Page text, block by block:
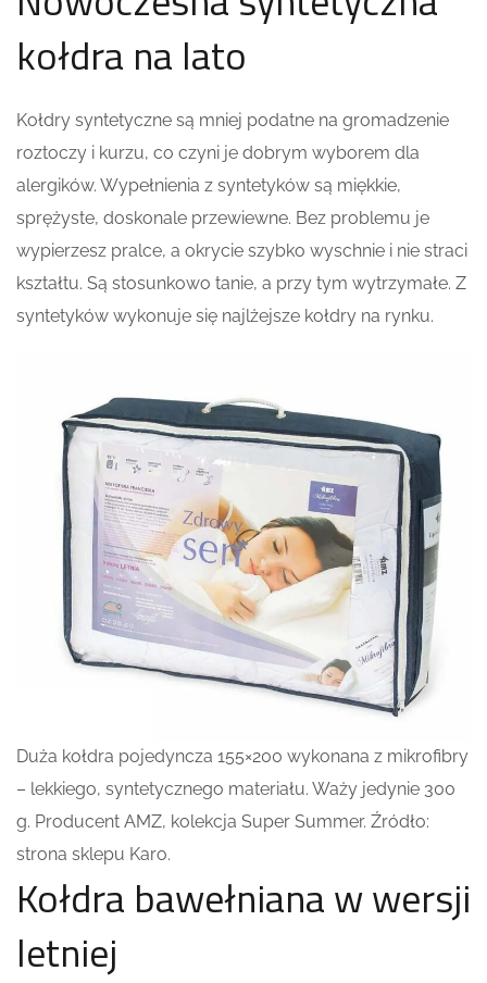
kołdra na lato
Kołdry syntetyczne są mniej podatne na gromadzenie
roztoczy i kurzu, co czyni je dobrym wyborem dla
alergików. Wypełnienia z syntetyków są miękkie,
sprężyste, doskonale przewiewne. Bez problemu je
wypierzesz pralce, a okrycie szybko wyschnie i nie straci
kształtu. Są stosunkowo tanie, a przy tym wytrzymałe. Z
syntetyków wykonuje się najlżejsze kołdry na rynku.
Duża kołdra pojedyncza 155×200 wykonana z mikrofibry
– lekkiego, syntetycznego materiału. Waży jedynie 300
g. Producent AMZ, kolekcja Super Summer. Źródło:
strona sklepu Karo.
Kołdra bawełniana w wersji
letniej